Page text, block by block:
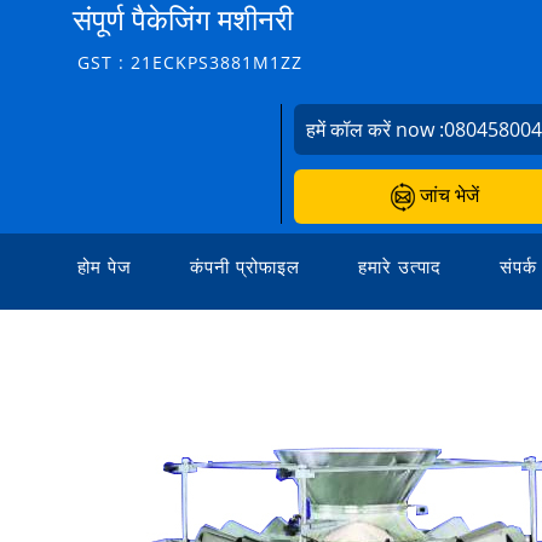
संपूर्ण पैकेजिंग मशीनरी
GST : 21ECKPS3881M1ZZ
हमें कॉल करें now :
जांच भेजें
होम पेज कंपनी प्रोफाइल हमारे उत्पाद